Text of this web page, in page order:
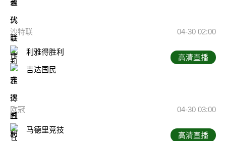
沙特联 04-30 02:00
利雅得胜利
吉达国民
高清直播
欧冠 04-30 03:00
马德里竞技
高清直播